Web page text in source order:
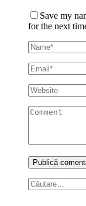
Save my
for the next
Caută
după: